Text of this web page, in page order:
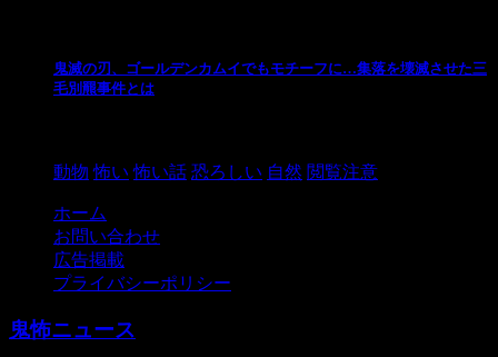
鬼滅の刃、ゴールデンカムイでもモチーフに…集落を壊滅させた三
毛別羆事件とは
動物 怖い 怖い話 恐ろしい 自然 閲覧注意
ホーム
お問い合わせ
広告掲載
プライバシーポリシー
鬼怖ニュース